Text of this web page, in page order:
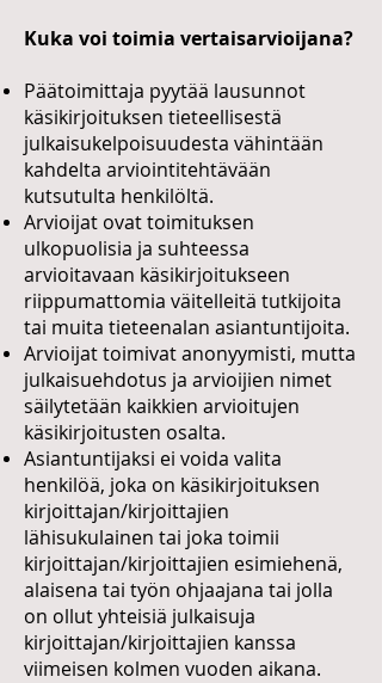
Kuka voi toimia vertaisarvioijana?
Päätoimittaja pyytää lausunnot
käsikirjoituksen tieteellisestä
julkaisukelpoisuudesta vähintään
kahdelta arviointitehtävään
kutsutulta henkilöltä.
Arvioijat ovat toimituksen
ulkopuolisia ja suhteessa
arvioitavaan käsikirjoitukseen
riippumattomia väitelleitä tutkijoita
tai muita tieteenalan asiantuntijoita.
Arvioijat toimivat anonyymisti, mutta
julkaisuehdotus ja arvioijien nimet
säilytetään kaikkien arvioitujen
käsikirjoitusten osalta.
Asiantuntijaksi ei voida valita
henkilöä, joka on käsikirjoituksen
kirjoittajan/kirjoittajien
lähisukulainen tai joka toimii
kirjoittajan/kirjoittajien esimiehenä,
alaisena tai työn ohjaajana tai jolla
on ollut yhteisiä julkaisuja
kirjoittajan/kirjoittajien kanssa
viimeisen kolmen vuoden aikana.